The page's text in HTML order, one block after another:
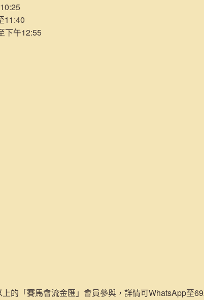
11:40
下午12:55
的「賽馬會流金匯」會員參與，詳情可WhatsApp至